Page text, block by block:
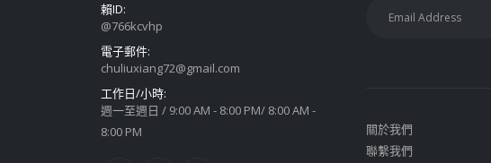
賴ID:
@766kcvhp
電子郵件:
chuliuxiang72@gmail.com
工作日/小時:
週一至週日 / 9:00 AM - 8:00 PM/ 8:00 AM -
8:00 PM
關於我們
聯繫我們